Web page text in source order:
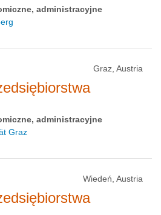
administracyjne
Graz, Austria
administracyjne
Graz
Wiedeń, Austria